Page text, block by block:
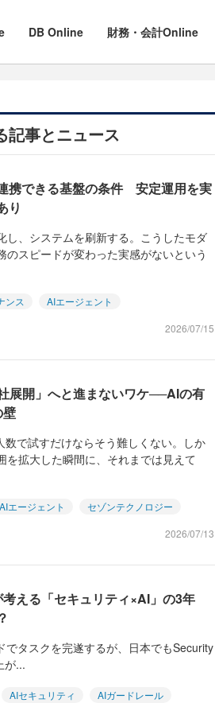
DB Online 財務・会計Online
記事とニュース
携できる基盤の条件 安定運用を実
り
、システムを刷新する。こうしたモダ
スピードが変わった実感がないという
ンス
AIエージェント
2026/07/15
展開」へと進まないワケ──AIの有
壁
で試すだけならそう難しくない。しか
を拡大した瞬間に、それまでは見えて
AIエージェント
セゾンテクノロジー
2026/07/13
える「セキュリティ×AI」の3年
タスクを完遂するが、日本でもSecurity
が...
AIセキュリティ
AIガードレール